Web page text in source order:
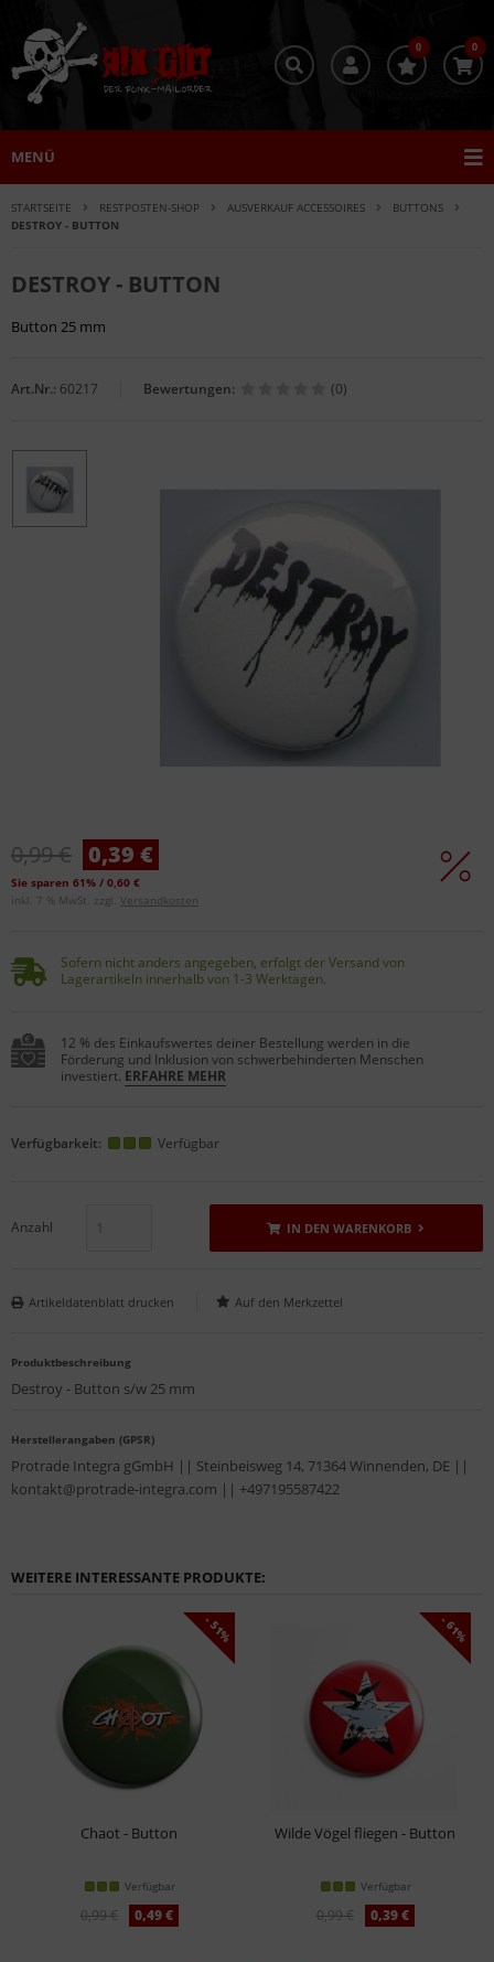
0 0
MENÜ
STARTSEITE RESTPOSTEN-SHOP AUSVERKAUF ACCESSOIRES
BUTTONS
DESTROY - BUTTON
DESTROY - BUTTON
Button 25 mm
Art.Nr.: 60217 Bewertungen: (0)
0,99 € 0,39 €
Sie sparen 61% / 0,60 €
inkl. 7 % MwSt. zzgl. Versandkosten
Sofern nicht anders angegeben, erfolgt der Versand von
Lagerartikeln innerhalb von 1-3 Werktagen.
12 % des Einkaufswertes deiner Bestellung werden in die
Förderung und Inklusion von schwerbehinderten Menschen
investiert. ERFAHRE MEHR
Verfügbarkeit: Verfügbar
Anzahl IN DEN WARENKORB
Artikeldatenblatt drucken
Produktbeschreibung
Destroy - Button s/w 25 mm
Herstellerangaben (GPSR)
Protrade Integra gGmbH || Steinbeisweg 14, 71364 Winnenden, DE ||
kontakt@protrade-integra.com || +497195587422
WEITERE INTERESSANTE PRODUKTE:
Chaot - Button
Verfügbar
0,99 € 0,49 €
- 51%
Wilde Vögel fliegen - Button
Verfügbar
0,99 € 0,39 €
- 61%